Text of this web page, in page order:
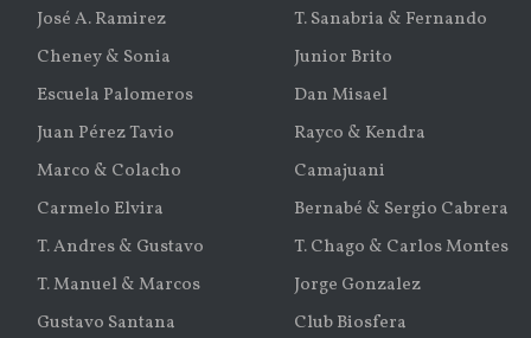
José A. Ramirez
T. Sanabria & Fernando
Cheney & Sonia
Junior Brito
Escuela Palomeros
Dan Misael
Juan Pérez Tavio
Rayco & Kendra
Marco & Colacho
Camajuani
Carmelo Elvira
Bernabé & Sergio Cabrera
T. Andres & Gustavo
T. Chago & Carlos Montes
T. Manuel & Marcos
Jorge Gonzalez
Gustavo Santana
Club Biosfera